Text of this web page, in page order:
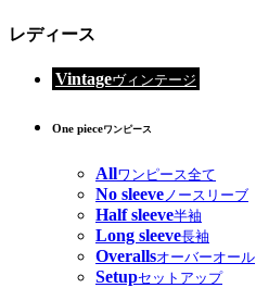
レディース
Vintageヴィンテージ
One pieceワンピース
Allワンピース全て
No sleeveノースリーブ
Half sleeve半袖
Long sleeve長袖
Overallsオーバーオール
Setupセットアップ